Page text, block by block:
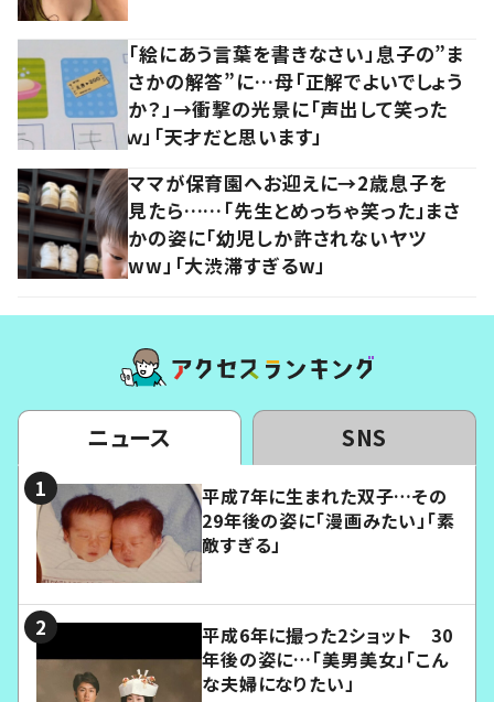
「絵にあう言葉を書きなさい」息子の”ま
さかの解答”に…母「正解でよいでしょう
か？」→衝撃の光景に「声出して笑った
ｗ」「天才だと思います」
ママが保育園へお迎えに→2歳息子を
見たら……「先生とめっちゃ笑った」まさ
かの姿に「幼児しか許されないヤツ
ww」「大渋滞すぎるw」
ニュース SNS
平成7年に生まれた双子…その
29年後の姿に「漫画みたい」「素
敵すぎる」
平成6年に撮った2ショット 30
年後の姿に…「美男美女」「こん
な夫婦になりたい」